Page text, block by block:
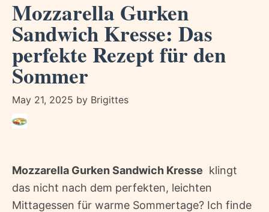
Mozzarella Gurken
Sandwich Kresse: Das
perfekte Rezept für den
Sommer
May 21, 2025 by Brigittes
Mozzarella Gurken Sandwich Kresse  klingt
das nicht nach dem perfekten, leichten
Mittagessen für warme Sommertage? Ich finde